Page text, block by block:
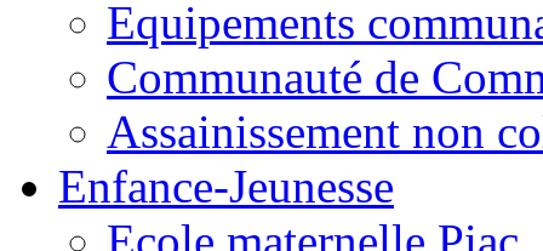
Equipements
Communauté de
Assainissement non
Enfance-Jeunesse